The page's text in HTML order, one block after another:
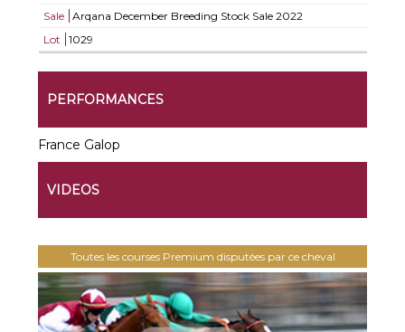
Sale
Arqana December Breeding Stock Sale 2022
Lot
1029
PERFORMANCES
France Galop
VIDEOS
Toutes les courses Premium disputées par ce cheval